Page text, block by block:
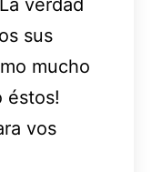
verdad
sus
mucho
éstos!
vos